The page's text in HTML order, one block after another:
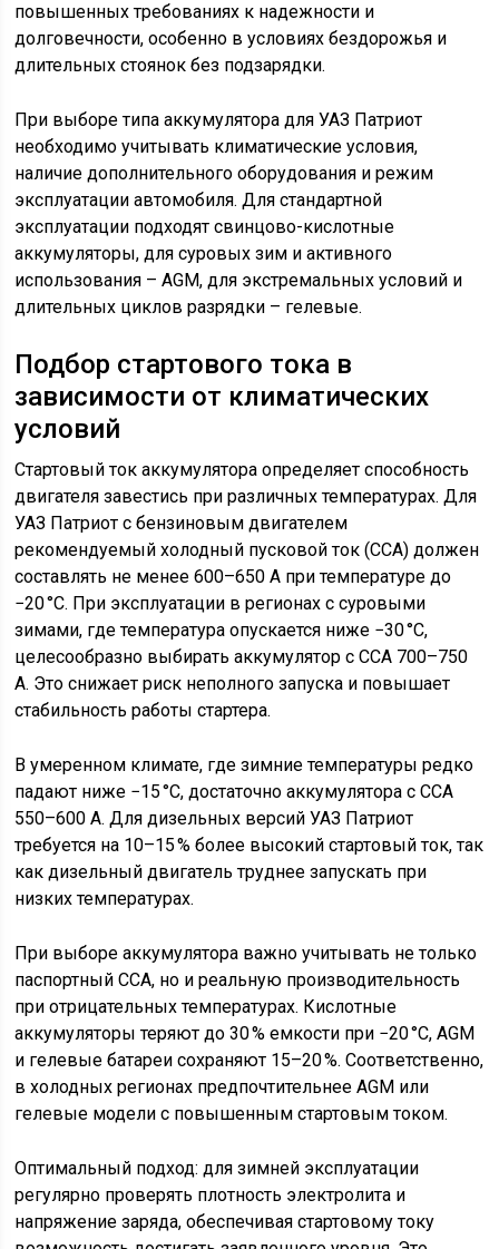
повышенных требованиях к надежности и
долговечности, особенно в условиях бездорожья и
длительных стоянок без подзарядки.
При выборе типа аккумулятора для УАЗ Патриот
необходимо учитывать климатические условия,
наличие дополнительного оборудования и режим
эксплуатации автомобиля. Для стандартной
эксплуатации подходят свинцово-кислотные
аккумуляторы, для суровых зим и активного
использования – AGM, для экстремальных условий и
длительных циклов разрядки – гелевые.
Подбор стартового тока в
зависимости от климатических
условий
Стартовый ток аккумулятора определяет способность
двигателя завестись при различных температурах. Для
УАЗ Патриот с бензиновым двигателем
рекомендуемый холодный пусковой ток (CCA) должен
составлять не менее 600–650 А при температуре до
−20 °C. При эксплуатации в регионах с суровыми
зимами, где температура опускается ниже −30 °C,
целесообразно выбирать аккумулятор с CCA 700–750
А. Это снижает риск неполного запуска и повышает
стабильность работы стартера.
В умеренном климате, где зимние температуры редко
падают ниже −15 °C, достаточно аккумулятора с CCA
550–600 А. Для дизельных версий УАЗ Патриот
требуется на 10–15 % более высокий стартовый ток, так
как дизельный двигатель труднее запускать при
низких температурах.
При выборе аккумулятора важно учитывать не только
паспортный CCA, но и реальную производительность
при отрицательных температурах. Кислотные
аккумуляторы теряют до 30 % емкости при −20 °C, AGM
и гелевые батареи сохраняют 15–20 %. Соответственно,
в холодных регионах предпочтительнее AGM или
гелевые модели с повышенным стартовым током.
Оптимальный подход: для зимней эксплуатации
регулярно проверять плотность электролита и
напряжение заряда, обеспечивая стартовому току